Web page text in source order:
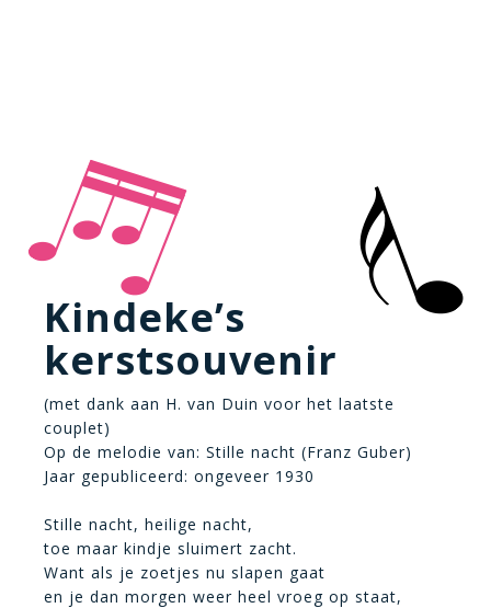
Kindeke’s
kerstsouvenir
(met dank aan H. van Duin voor het laatste
couplet)
Op de melodie van: Stille nacht (Franz Guber)
Jaar gepubliceerd: ongeveer 1930
Stille nacht, heilige nacht,
toe maar kindje sluimert zacht.
Want als je zoetjes nu slapen gaat
en je dan morgen weer heel vroeg op staat,